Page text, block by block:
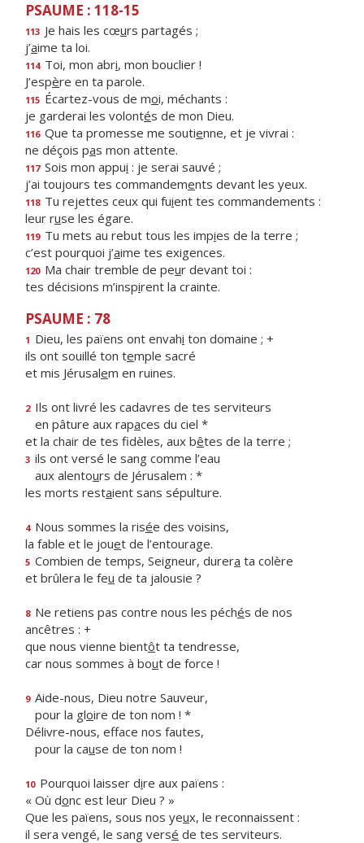
PSAUME : 118-15
113 Je hais les cœurs partagés ;
j’aime ta loi.
114 Toi, mon abri, mon bouclier !
J’espère en ta parole.
115 Écartez-vous de moi, méchants :
je garderai les volontés de mon Dieu.
116 Que ta promesse me soutienne, et je vivrai :
ne déçois pas mon attente.
117 Sois mon appui : je serai sauvé ;
j’ai toujours tes commandements devant les yeux.
118 Tu rejettes ceux qui fuient tes commandements :
leur ruse les égare.
119 Tu mets au rebut tous les impies de la terre ;
c’est pourquoi j’aime tes exigences.
120 Ma chair tremble de peur devant toi :
tes décisions m’inspirent la crainte.
PSAUME : 78
1 Dieu, les païens ont envahi ton domaine ; +
ils ont souillé ton temple sacré
et mis Jérusalem en ruines.
2 Ils ont livré les cadavres de tes serviteurs
en pâture aux rapaces du ciel *
et la chair de tes fidèles, aux bêtes de la terre ;
3 ils ont versé le sang comme l’eau
aux alentours de Jérusalem : *
les morts restaient sans sépulture.
4 Nous sommes la risée des voisins,
la fable et le jouet de l’entourage.
5 Combien de temps, Seigneur, durera ta colère
et brûlera le feu de ta jalousie ?
8 Ne retiens pas contre nous les péchés de nos
ancêtres : +
que nous vienne bientôt ta tendresse,
car nous sommes à bout de force !
9 Aide-nous, Dieu notre Sauveur,
pour la gloire de ton nom ! *
Délivre-nous, efface nos fautes,
pour la cause de ton nom !
10 Pourquoi laisser dire aux païens :
« Où donc est leur Dieu ? »
Que les païens, sous nos yeux, le reconnaissent :
il sera vengé, le sang versé de tes serviteurs.